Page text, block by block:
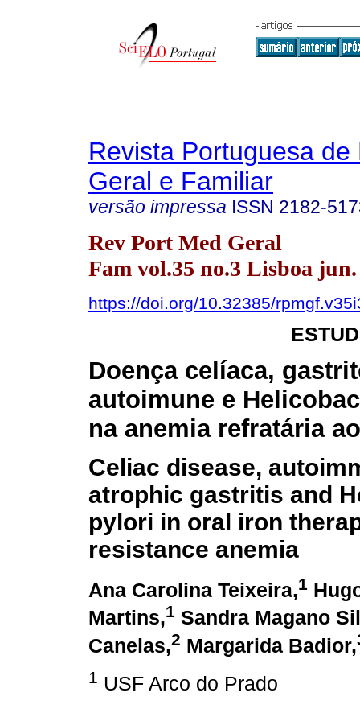
Revista Portuguesa de
Geral e Familiar
versão impressa ISSN 2182-
Rev Port Med Geral
Fam vol.35 no.3 Lisboa jun.
https://doi.org/10.32385/
Doença celíaca,
autoimune e
na anemia refratária
Celiac disease,
atrophic gastritis and
pylori in oral iron
resistance anemia
Ana Carolina Teixeira,1
Martins,1 Sandra Magano
Canelas,2 Margarida Badior,
1 USF Arco do Prado